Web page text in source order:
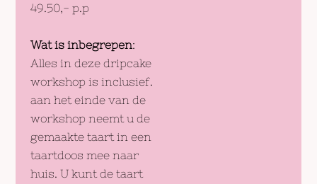
49.50,- p.p
Wat is inbegrepen:
Alles in deze dripcake
workshop is inclusief.
aan het einde van de
workshop neemt u de
gemaakte taart in een
taartdoos mee naar
huis. U kunt de taart